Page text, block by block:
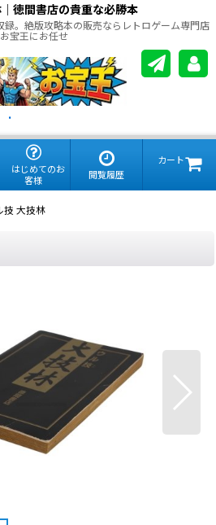
徳間書店の貴重な必勝本
録。絶版攻略本の販売ならレトロゲーム専門店
お宝王にお任せ
.
はじめてのお
客様
閲覧履歴
カート
技 大技林